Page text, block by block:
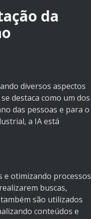
da
diversos aspectos
destaca como um dos
das pessoas e para o
a IA está
e otimizando
buscas,
são utilizados
conteúdos e